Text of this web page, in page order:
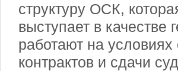
структуру ОСК,
выступает в
работают на
контрактов и сдачи